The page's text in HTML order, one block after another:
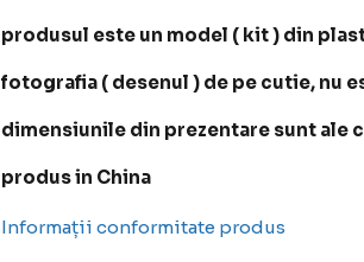
produsul este un model ( kit ) din
fotografia ( desenul ) de pe cutie, nu
dimensiunile din prezentare sunt ale
produs in China
Informații conformitate produs